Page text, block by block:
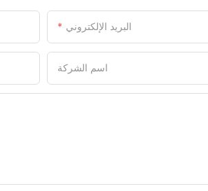
البريد الإلكتروني
اسم الشركة